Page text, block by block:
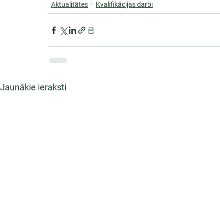
Aktualitātes Kvalifikācijas darbi
Jaunākie ieraksti